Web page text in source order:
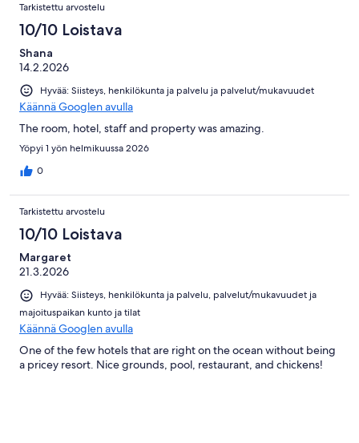
Tarkistettu arvostelu
10/10 Loistava
Shana
14.2.2026
Hyvää: Siisteys, henkilökunta ja palvelu ja palvelut/mukavuudet
Käännä Googlen avulla
The room, hotel, staff and property was amazing.
Yöpyi 1 yön helmikuussa 2026
0
Tarkistettu arvostelu
10/10 Loistava
Margaret
21.3.2026
Hyvää: Siisteys, henkilökunta ja palvelu, palvelut/mukavuudet ja
majoituspaikan kunto ja tilat
Käännä Googlen avulla
One of the few hotels that are right on the ocean without being
a pricey resort. Nice grounds, pool, restaurant, and chickens!